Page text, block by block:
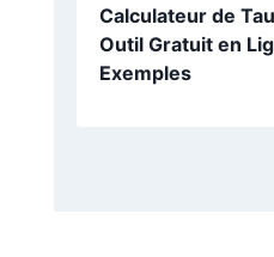
Calculer un
Ligne :